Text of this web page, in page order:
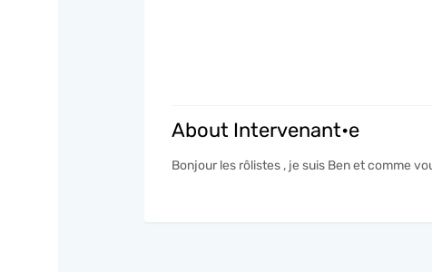
About Intervenant•e
Bonjour les rôlistes , je suis Ben et comme